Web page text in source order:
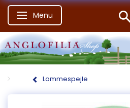
Skifte navigation
Menu
Lommespejle